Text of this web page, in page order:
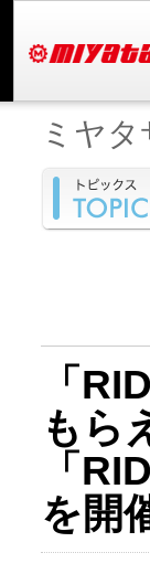
ミヤ
「
もら
「
を開